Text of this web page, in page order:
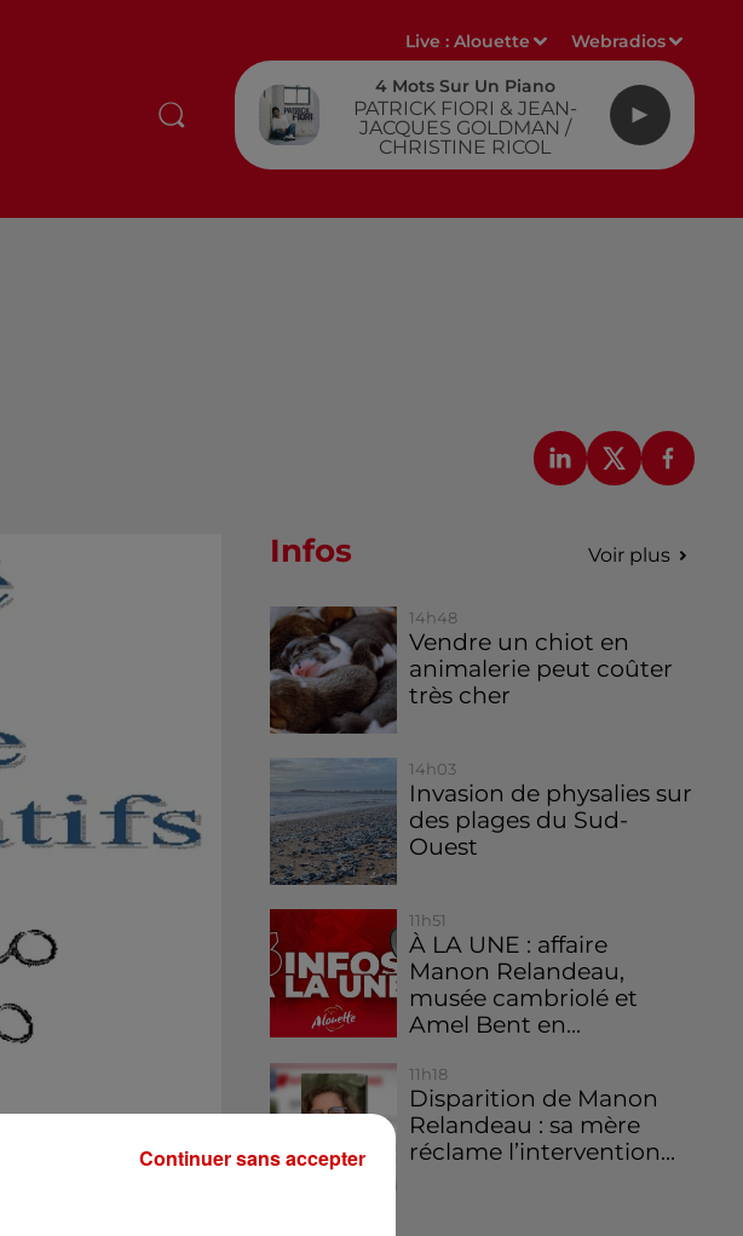
Live :Alouette Webradios
4 Mots Sur Un Piano
PATRICK FIORI & JEAN-
JACQUES GOLDMAN /
CHRISTINE RICOL
Infos Voir plus
14h48
Vendre un chiot en
animalerie peut coûter
très cher
14h03
Invasion de physalies sur
des plages du Sud-
Ouest
11h51
À LA UNE : affaire
Manon Relandeau,
musée cambriolé et
Amel Bent en...
11h18
Disparition de Manon
Relandeau : sa mère
réclame l’intervention...
Continuer sans accepter